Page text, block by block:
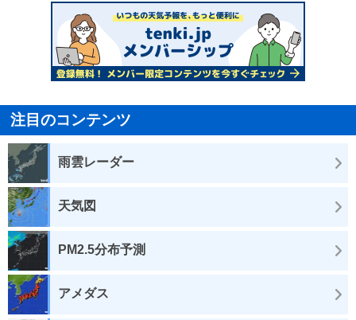
注目のコンテンツ
雨雲レーダー
天気図
PM2.5分布予測
アメダス